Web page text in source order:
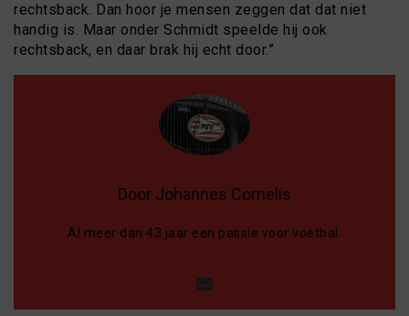
rechtsback. Dan hoor je mensen zeggen dat dat niet
handig is. Maar onder Schmidt speelde hij ook
rechtsback, en daar brak hij echt door.”
Door Johannes Cornelis
Al meer dan 43 jaar een passie voor voetbal.